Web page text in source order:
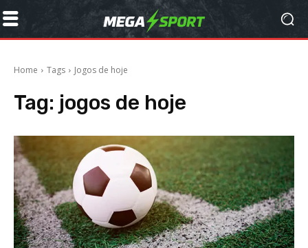
Home Tags Jogos de hoje
Tag: jogos de hoje